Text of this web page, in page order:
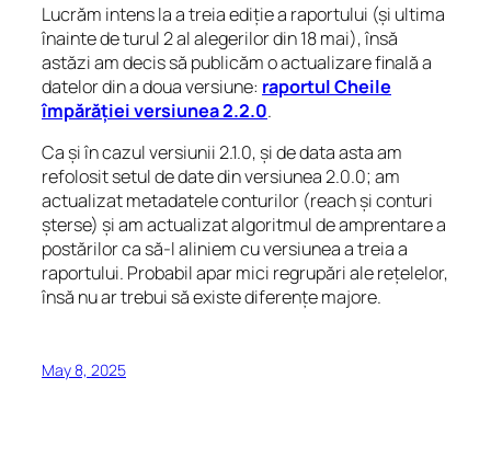
Lucrăm intens la a treia ediție a raportului (și ultima
înainte de turul 2 al alegerilor din 18 mai), însă
astăzi am decis să publicăm o actualizare finală a
datelor din a doua versiune: raportul Cheile
împărăției versiunea 2.2.0.
Ca și în cazul versiunii 2.1.0, și de data asta am
refolosit setul de date din versiunea 2.0.0; am
actualizat metadatele conturilor (reach și conturi
șterse) și am actualizat algoritmul de amprentare a
postărilor ca să-l aliniem cu versiunea a treia a
raportului. Probabil apar mici regrupări ale rețelelor,
însă nu ar trebui să existe diferențe majore.
May 8, 2025